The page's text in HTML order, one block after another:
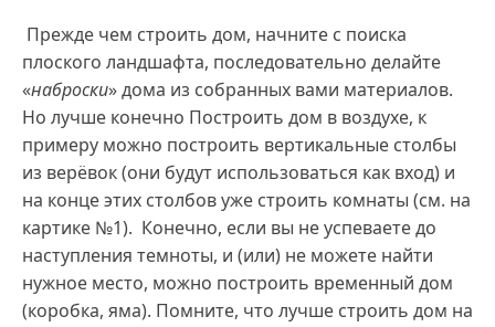
Прежде чем строить дом, начните с поиска
плоского ландшафта, последовательно делайте
«наброски» дома из собранных вами материалов.
Но лучше конечно Построить дом в воздухе, к
примеру можно построить вертикальные столбы
из верёвок (они будут использоваться как вход) и
на конце этих столбов уже строить комнаты (см. на
картике №1). Конечно, если вы не успеваете до
наступления темноты, и (или) не можете найти
нужное место, можно построить временный дом
(коробка, яма). Помните, что лучше строить дом на